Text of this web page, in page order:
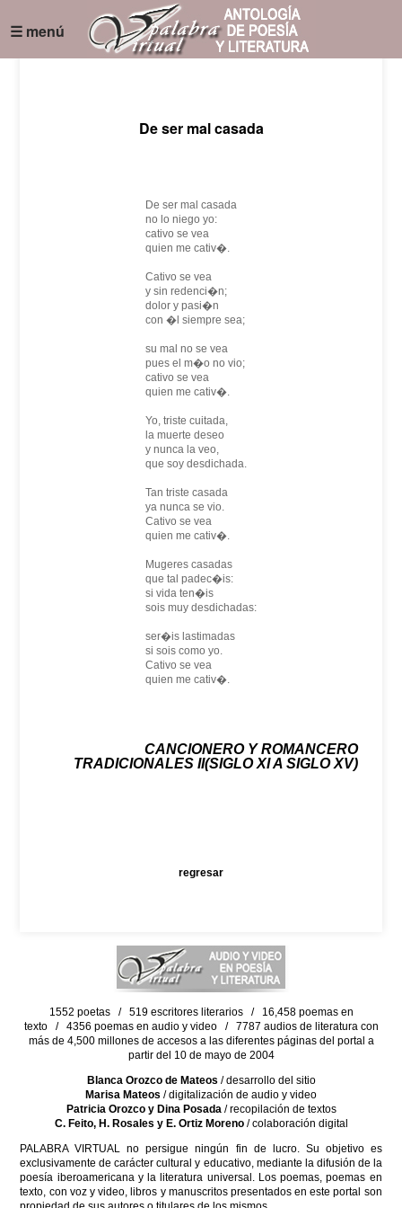
☰ menú
De ser mal casada
De ser mal casada
no lo niego yo:
cativo se vea
quien me cativ�.
Cativo se vea
y sin redenci�n;
dolor y pasi�n
con �l siempre sea;
su mal no se vea
pues el m�o no vio;
cativo se vea
quien me cativ�.
Yo, triste cuitada,
la muerte deseo
y nunca la veo,
que soy desdichada.
Tan triste casada
ya nunca se vio.
Cativo se vea
quien me cativ�.
Mugeres casadas
que tal padec�is:
si vida ten�is
sois muy desdichadas:
ser�is lastimadas
si sois como yo.
Cativo se vea
quien me cativ�.
CANCIONERO Y ROMANCERO
TRADICIONALES II(SIGLO XI A SIGLO XV)
regresar
1552 poetas / 519 escritores literarios / 16,458 poemas en
texto / 4356 poemas en audio y video / 7787 audios de literatura con
más de 4,500 millones de accesos a las diferentes páginas del portal a
partir del 10 de mayo de 2004
Blanca Orozco de Mateos / desarrollo del sitio
Marisa Mateos / digitalización de audio y video
Patricia Orozco y Dina Posada/ recopilación de textos
C. Feito, H. Rosales y E. Ortiz Moreno/ colaboración digital
PALABRA VIRTUAL no persigue ningún fin de lucro. Su objetivo es
exclusivamente de carácter cultural y educativo, mediante la difusión de la
poesía iberoamericana y la literatura universal. Los poemas, poemas en
texto, con voz y video, libros y manuscritos presentados en este portal son